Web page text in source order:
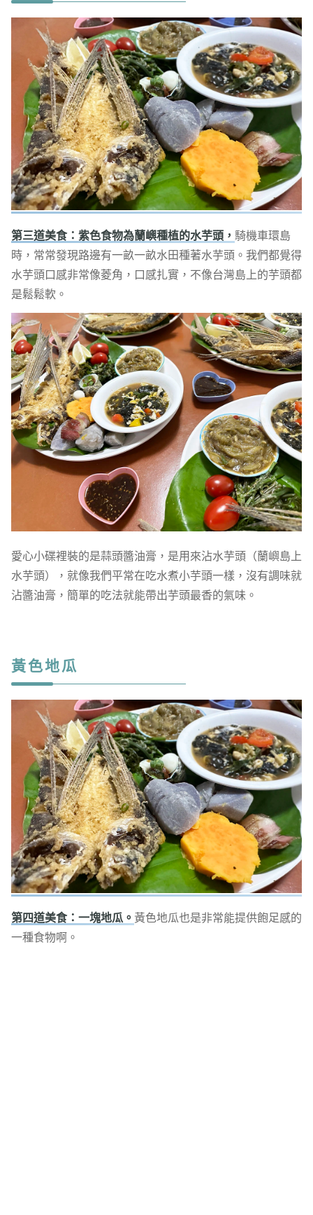
第三道美食：紫色食物為蘭嶼種植的水芋頭， 騎機車環島
時，常常發現路邊有一畝一畝水田種著水芋頭。我們都覺得
水芋頭口感非常像菱角，口感扎實，不像台灣島上的芋頭都
是鬆鬆軟。
愛心小碟裡裝的是蒜頭醬油膏，是用來沾水芋頭（蘭嶼島上
水芋頭），就像我們平常在吃水煮小芋頭一樣，沒有調味就
沾醬油膏，簡單的吃法就能帶出芋頭最香的氣味。
黃色地瓜
第四道美食：一塊地瓜。 黃色地瓜也是非常能提供飽足感的
一種食物啊。